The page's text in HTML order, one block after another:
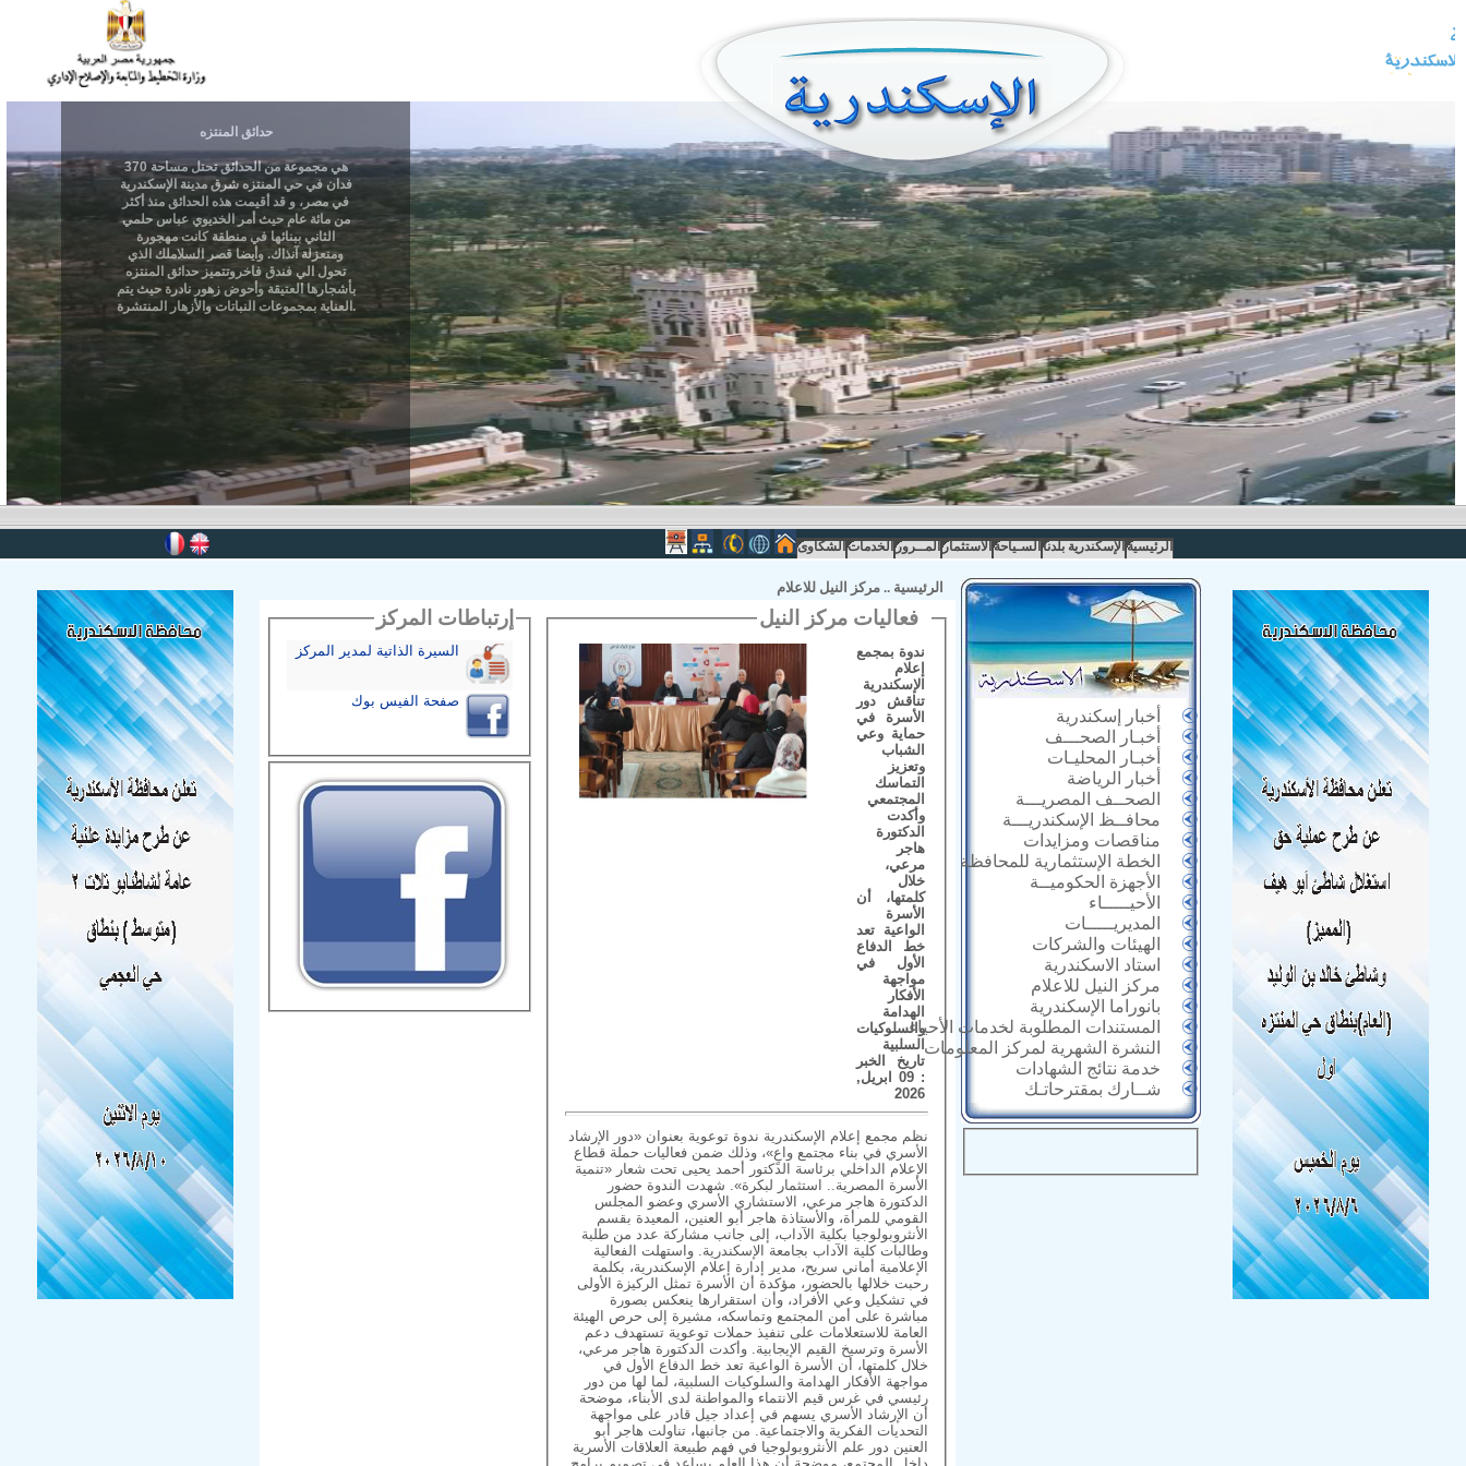
الرئيسية الإسكندرية بلدنا السـياحة الاستثمار المــرور الخدمات الشكاوى
أخبار إسكندرية
أخبـار الصحـــف
أخبـار المحليـات
أخبار الرياضة
الصحــف المصريـــة
محافــظ الإسكندريـــة
مناقصات ومزايدات
الخطة الإستثمارية للمحافظة
الأجهزة الحكوميــة
الأحيـــــاء
المديريـــــات
الهيئات والشركات
استاد الاسكندرية
مركز النيل للاعلام
بانوراما الإسكندرية
المستندات المطلوبة لخدمات الأحياء
النشرة الشهرية لمركز المعلومات
خدمة نتائج الشهادات
شــارك بمقترحاتـك
الرئيسية .. مركز النيل للاعلام
فعاليات مركز النيل
ندوة بمجمع
إعلام
الإسكندرية
تناقش دور
الأسرة في
حماية وعي
الشباب
وتعزيز
التماسك
المجتمعي
وأكدت
الدكتورة
هاجر
مرعي،
خلال
كلمتها، أن
الأسرة
الواعية تعد
خط الدفاع
الأول في
مواجهة
الأفكار
الهدامة
والسلوكيات
السلبية
تاريخ الخبر
: 09 ابريل,
2026
نظم مجمع إعلام الإسكندرية ندوة توعوية بعنوان «دور الإرشاد
الأسري في بناء مجتمع واعٍ»، وذلك ضمن فعاليات حملة قطاع
الإعلام الداخلي برئاسة الدكتور أحمد يحيى تحت شعار «تنمية
الأسرة المصرية.. استثمار لبكرة». شهدت الندوة حضور
الدكتورة هاجر مرعي، الاستشاري الأسري وعضو المجلس
القومي للمرأة، والأستاذة هاجر أبو العنين، المعيدة بقسم
الأنثروبولوجيا بكلية الآداب، إلى جانب مشاركة عدد من طلبة
وطالبات كلية الآداب بجامعة الإسكندرية. واستهلت الفعالية
الإعلامية أماني سريح، مدير إدارة إعلام الإسكندرية، بكلمة
رحبت خلالها بالحضور، مؤكدة أن الأسرة تمثل الركيزة الأولى
في تشكيل وعي الأفراد، وأن استقرارها ينعكس بصورة
مباشرة على أمن المجتمع وتماسكه، مشيرة إلى حرص الهيئة
العامة للاستعلامات على تنفيذ حملات توعوية تستهدف دعم
الأسرة وترسيخ القيم الإيجابية. وأكدت الدكتورة هاجر مرعي،
خلال كلمتها، أن الأسرة الواعية تعد خط الدفاع الأول في
مواجهة الأفكار الهدامة والسلوكيات السلبية، لما لها من دور
رئيسي في غرس قيم الانتماء والمواطنة لدى الأبناء، موضحة
أن الإرشاد الأسري يسهم في إعداد جيل قادر على مواجهة
التحديات الفكرية والاجتماعية. من جانبها، تناولت هاجر أبو
العنين دور علم الأنثروبولوجيا في فهم طبيعة العلاقات الأسرية
إرتباطات المركز
السيرة الذاتية لمدير المركز
صفحة الفيس بوك